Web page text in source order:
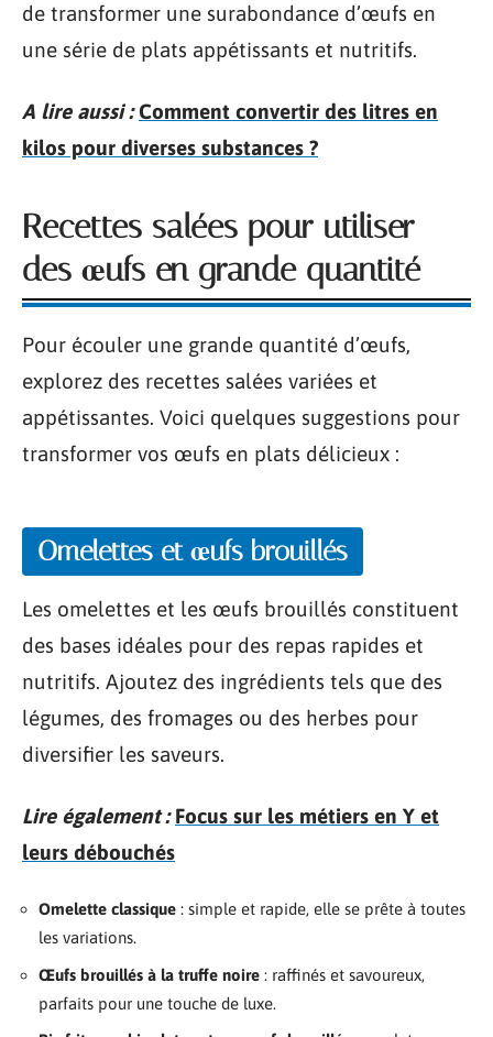
de transformer une surabondance d’œufs en
une série de plats appétissants et nutritifs.
A lire aussi : Comment convertir des litres en
kilos pour diverses substances ?
Recettes salées pour utiliser
des œufs en grande quantité
Pour écouler une grande quantité d’œufs,
explorez des recettes salées variées et
appétissantes. Voici quelques suggestions pour
transformer vos œufs en plats délicieux :
Omelettes et œufs brouillés
Les omelettes et les œufs brouillés constituent
des bases idéales pour des repas rapides et
nutritifs. Ajoutez des ingrédients tels que des
légumes, des fromages ou des herbes pour
diversifier les saveurs.
Lire également : Focus sur les métiers en Y et
leurs débouchés
Omelette classique : simple et rapide, elle se prête à toutes
les variations.
Œufs brouillés à la truffe noire : raffinés et savoureux,
parfaits pour une touche de luxe.